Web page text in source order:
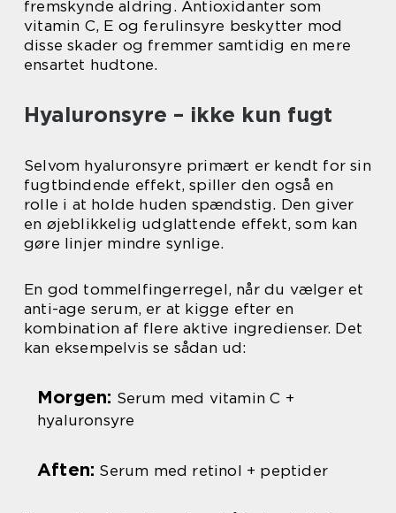
fremskynde aldring. Antioxidanter som
vitamin C, E og ferulinsyre beskytter mod
disse skader og fremmer samtidig en mere
ensartet hudtone.
Hyaluronsyre – ikke kun fugt
Selvom hyaluronsyre primært er kendt for sin
fugtbindende effekt, spiller den også en
rolle i at holde huden spændstig. Den giver
en øjeblikkelig udglattende effekt, som kan
gøre linjer mindre synlige.
En god tommelfingerregel, når du vælger et
anti-age serum, er at kigge efter en
kombination af flere aktive ingredienser. Det
kan eksempelvis se sådan ud:
Morgen: Serum med vitamin C +
hyaluronsyre
Aften: Serum med retinol + peptider